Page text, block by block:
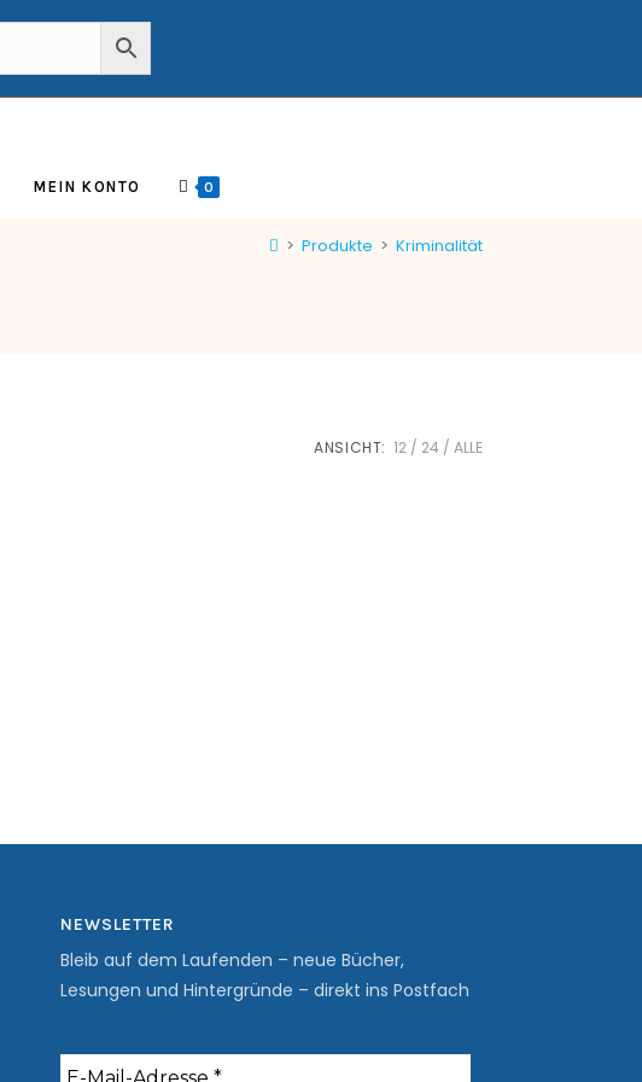
MEIN KONTO 0
> Produkte > Kriminalität
ANSICHT: 12 24 ALLE
NEWSLETTER
Bleib auf dem Laufenden – neue Bücher,
Lesungen und Hintergründe – direkt ins Postfach